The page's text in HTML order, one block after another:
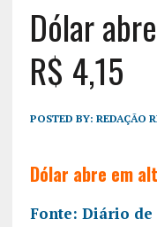
Dólar
R$ 4,15
POSTED BY: REDAÇÃO
Dólar abre em
Fonte: Diário de